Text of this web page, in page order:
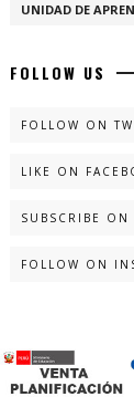
UNIDAD DE
FOLLOW US
FOLLOW ON
LIKE ON
SUBSCRIBE ON
FOLLOW ON